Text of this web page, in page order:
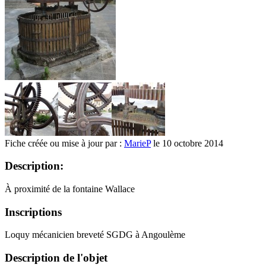
Fiche créée ou mise à jour par : MariePle 10 octobre 2014
Description:
À proximité de la fontaine Wallace
Inscriptions
Loquy mécanicien breveté SGDG à Angoulème
Description de l'objet